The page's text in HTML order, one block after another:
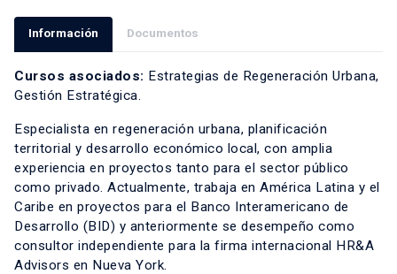
Información Documentos
Cursos asociados: Estrategias de Regeneración Urbana,
Gestión Estratégica.
Especialista en regeneración urbana, planificación
territorial y desarrollo económico local, con amplia
experiencia en proyectos tanto para el sector público
como privado. Actualmente, trabaja en América Latina y el
Caribe en proyectos para el Banco Interamericano de
Desarrollo (BID) y anteriormente se desempeño como
consultor independiente para la firma internacional HR&A
Advisors en Nueva York.